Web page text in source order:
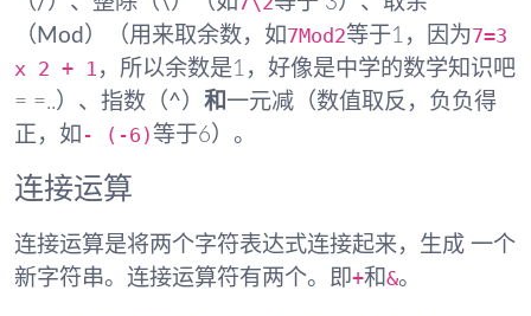
（Mod）
（用来取余数，如7Mod2等于1，因为7=3
x 2 + 1 ，所以余数是1，好像是中学的数学知识吧
= =..）、 指数（^） 和一元减 （数值取反，负负得
正，如 - (-6) 等于6）。
连接运算
连接运算是将两个字符表达式连接起来，生成 一个
新字符串。连接运算符有两个。即+和&。